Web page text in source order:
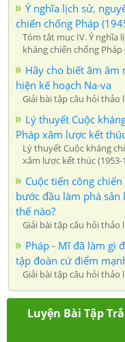
Ý nghĩa lịch sử,
chiến chống Pháp
Tóm tắt mục IV. Ý nghĩa
kháng chiến chống Pháp
Hãy cho biết âm âm
hiện kế hoạch Na-va
Giải bài tập câu hỏi thảo
Lý thuyết Cuộc
Pháp xâm lược kết
Lý thuyết Cuộc kháng
xâm lược kết thúc (1953-
Cuộc tiến công
bước đầu làm phá sản
thế nào?
Giải bài tập câu hỏi thảo
Pháp - Mĩ đã làm gì
tập đoàn cứ điểm
Giải bài tập câu hỏi thảo
Luyện Bài Tập